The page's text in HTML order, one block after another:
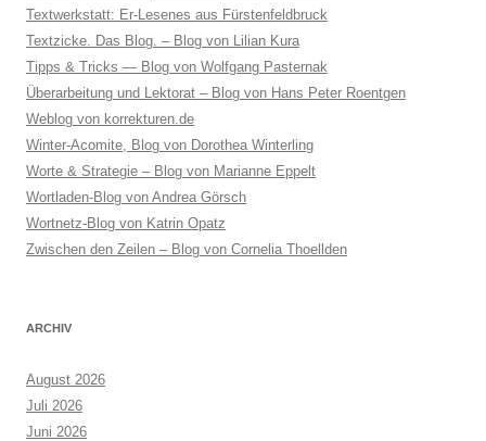
Textwerkstatt: Er-Lesenes aus Fürstenfeldbruck
Textzicke. Das Blog. – Blog von Lilian Kura
Tipps & Tricks — Blog von Wolfgang Pasternak
Überarbeitung und Lektorat – Blog von Hans Peter Roentgen
Weblog von korrekturen.de
Winter-Acomite, Blog von Dorothea Winterling
Worte & Strategie – Blog von Marianne Eppelt
Wortladen-Blog von Andrea Görsch
Wortnetz-Blog von Katrin Opatz
Zwischen den Zeilen – Blog von Cornelia Thoellden
ARCHIV
August 2026
Juli 2026
Juni 2026